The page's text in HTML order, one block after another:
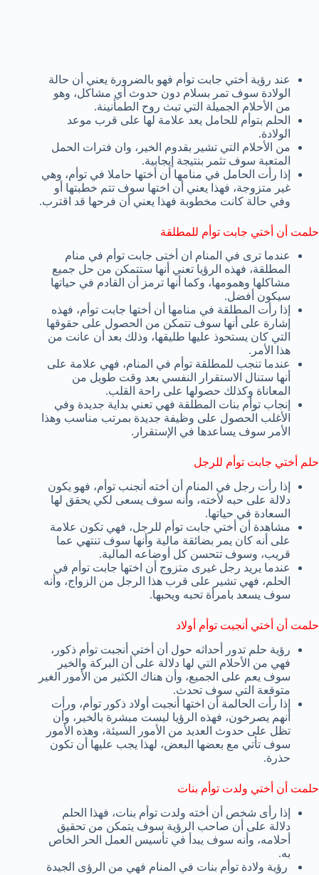
عند رؤية أختي جابت توأم فهو بالضرورة يعني أن حالة
الولادة سوف تمر بسلام دون حدوث أي مشاكل، وهو
من الأحلام الجميلة التي تبث روح الطمأنينة.
الحلم بتوأم للحامل يعد علامة لها على قرب موعد
الولادة.
من الأحلام التي تشير بقدوم الخير، وان فترات الحمل
المتعبة سوف تثمر بنتيجة إيجابية.
إذا رأت الحامل في منامها أن أختها حاملا في توأم، وهي
غير متزوجة، فهذا يعني أن اختها سوف تتم خطبتها أو
وفي حالة كانت مخطوبة فهذا يعني أن فرحها قد اقترب.
حلمت أن أختي جابت توأم للمطلقة
عندما ترى في المنام ان أختى جابت توأم في منام
المطلقة، فهذه الرؤيا تعني أنها ستتمكن من حل جميع
مشاكلها وهمومها، وكما أنها ترمز أن القادم في حياتها
سيكون أفضل.
إذا رأت المطلقة في منامها أن أختها جابت توأم، فهذه
إشارة على أنها سوف تتمكن من الحصول على حقوقها
التي كان يستحوذ عليها طليقها، وذلك بعد أن عانت من
هذا الأمر.
عندما تنجب للمطلقة توأم في المنام، فهي علامة على
أنها ستنال الاستقرار النفسي بعد وقت طويل من
المعاناة وكذلك حصولها على راحة القلب.
إنجاب توأم بنات المطلقة فهي تعني بداية جديدة وفي
الأغلب الحصول على وظيفة جديدة بمرتب مناسب وهذا
الأمر سوف يساعدها في الإستقرار.
حلم أختي جابت توأم للرجل
إذا رأت رجل في المنام أن أخته أنجنب توأم، فهو يكون
دلالة على حبه لأخته، وأنه سوف يسعى لكي يحقق لها
السعادة في حياتها.
مشاهدة أن أختي جابت توأم للرجل، فهي تكون علامة
على أنه كان يمر بضائقة مالية وأنها سوف تنتهي عما
قريب، وسوف تتحسن كل أوضاعه المالية.
عندما يريد رجل غيرى متزوج أن اختها جابت توأم في
الحلم، فهي تشير على قرب هذا الرجل من الزواج، وأنه
سوف يسعد بامرأة تحبه ويحبها.
حلمت أن أختي أنجبت توأم أولاد
رؤية حلم تدور أحداثه حول أن أختي أنجبت توأم ذكور،
فهي من الأحلام التي لها دلالة على أن البركة والخير
سوف يعم على الجميع، وأن هناك الكثير من الأمور الغير
متوقعة التي سوف تحدث.
إذا رأت الحالمة أن اختها أنجبت أولاد ذكور توأم، ورأت
أنهم يصرخون، فهذه الرؤيا ليست مبشرة بالخير، وأن
تظل على حدوث العديد من الأمور السيئة، وهذه الأمور
سوف تأتي مع بعضها البعض، لهذا يجب عليها أن تكون
حذرة.
حلمت أن أختي ولدت توأم بنات
إذا رأى شخص أن أخته ولدت توأم بنات، فهذا الحلم
دلالة على أن صاحب الرؤية سوف يتمكن من تحقيق
أحلامه، وأنه سوف يبدأ في تأسيس العمل الحر الخاص
به.
رؤية ولادة توأم بنات في المنام فهي من الرؤى الجيدة